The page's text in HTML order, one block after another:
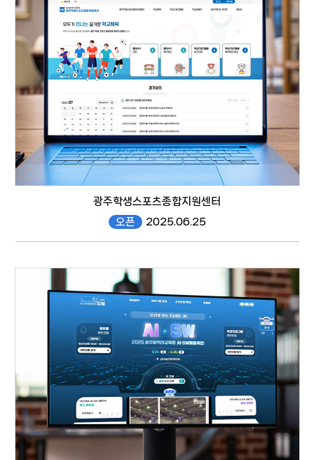
responsive web
responsive web
광주학생스포츠종합지원센터
오픈
2025.06.25